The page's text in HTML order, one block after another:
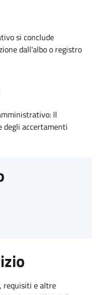
si conclude
dall'albo o registro
Il
degli accertamenti
requisiti e altre